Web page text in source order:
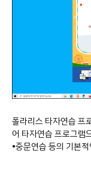
폴라리스 타자연습 프
어 타자연습 프로그램
•중문연습 등의 기본